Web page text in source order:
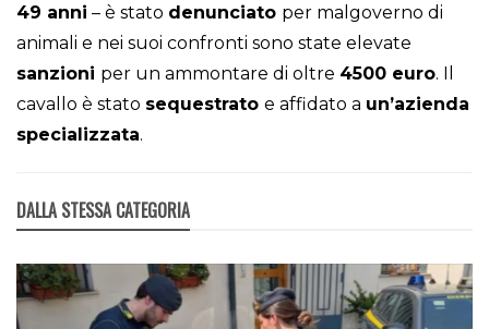
49 anni – è stato denunciato per malgoverno di
animali e nei suoi confronti sono state elevate
sanzioni per un ammontare di oltre 4500 euro. Il
cavallo è stato sequestrato e affidato a un’azienda
specializzata.
DALLA STESSA CATEGORIA